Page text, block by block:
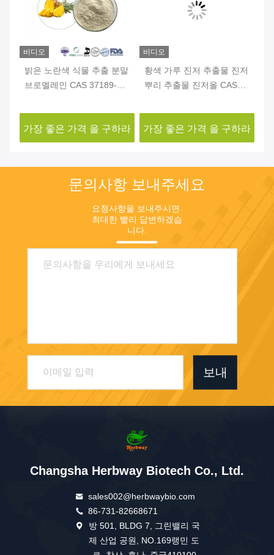
비디오
밝은 노란색 식물 추출 분말
브로멜레인 CAS 37189-34-
가장 좋은 가격 을 구하라
비디오
황색 가루 진저 추출물 진저
뿌리 추출물 진저올 CAS
가장 좋은 가격 을 구하라
문의사항 보내주세요
요청사항을 보내주시면
최대한 빨리 답변하겠습
니다.
보내
Changsha Herbway Biotech Co., Ltd.
sales002@herbwaybio.com
86-731-82668671
방 501, BLDG 7, 그린밸리 국
제 산업 공원, NO.169랭민 도